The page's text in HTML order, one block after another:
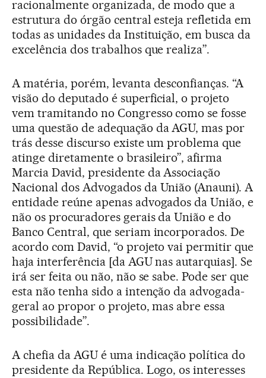
racionalmente organizada, de modo que a
estrutura do órgão central esteja refletida em
todas as unidades da Instituição, em busca da
excelência dos trabalhos que realiza”.
A matéria, porém, levanta desconfianças. “A
visão do deputado é superficial, o projeto
vem tramitando no Congresso como se fosse
uma questão de adequação da AGU, mas por
trás desse discurso existe um problema que
atinge diretamente o brasileiro”, afirma
Marcia David, presidente da Associação
Nacional dos Advogados da União (Anauni). A
entidade reúne apenas advogados da União, e
não os procuradores gerais da União e do
Banco Central, que seriam incorporados. De
acordo com David, “o projeto vai permitir que
haja interferência [da AGU nas autarquias]. Se
irá ser feita ou não, não se sabe. Pode ser que
esta não tenha sido a intenção da advogada-
geral ao propor o projeto, mas abre essa
possibilidade”.
A chefia da AGU é uma indicação política do
presidente da República. Logo, os interesses